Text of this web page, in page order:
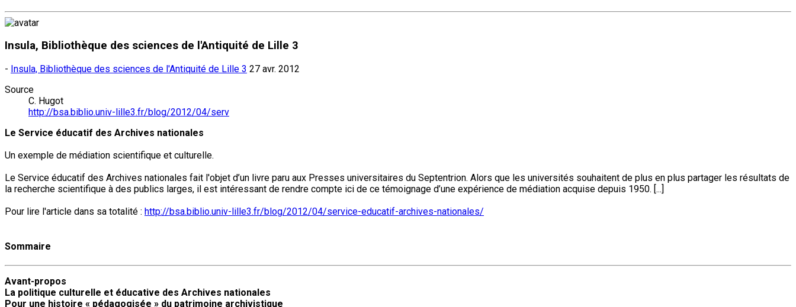
Insula, Bibliothèque des sciences de l'Antiquité de Lille 3
- Insula, Bibliothèque des sciences de l'Antiquité de Lille 3 27 avr. 2012
Source
C. Hugot
http://bsa.biblio.univ-lille3.fr/blog/2012/04/serv
Le Service éducatif des Archives nationales
Un exemple de médiation scientifique et culturelle.
Le Service éducatif des Archives nationales fait l'objet d’un livre paru aux Presses universitaires du Septentrion. Alors que les universités souhaitent de plus en plus partager les résultats de
la recherche scientifique à des publics larges, il est intéressant de rendre compte ici de ce témoignage d’une expérience de médiation acquise depuis 1950. [...]
Pour lire l'article dans sa totalité : http://bsa.biblio.univ-lille3.fr/blog/2012/04/service-educatif-archives-nationales/
Sommaire
Avant-propos
La politique culturelle et éducative des Archives nationales
Pour une histoire « pédagogisée » du patrimoine archivistique